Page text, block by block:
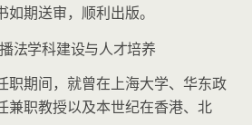
期送审，顺利出版。
法学科建设与人才培养
职期间，就曾在上海大学、华东政
兼职教授以及本世纪在香港、北